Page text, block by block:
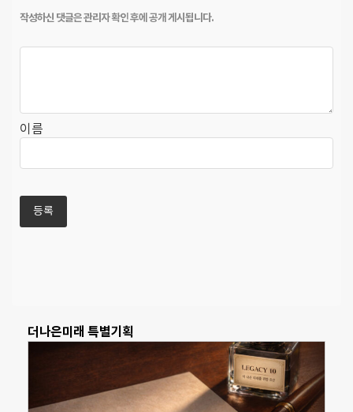
이름
더나은미래 특별기획